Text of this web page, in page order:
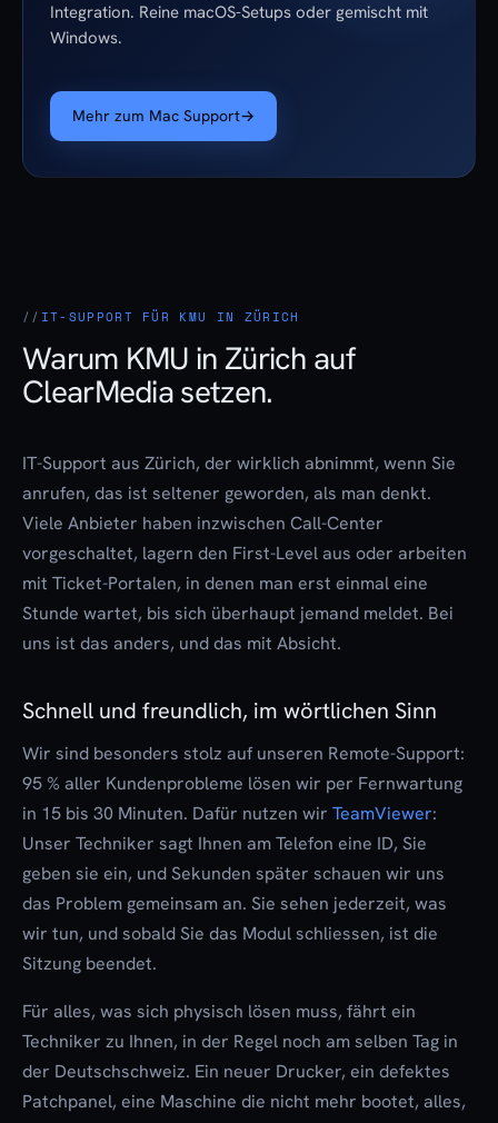
Integration. Reine macOS-Setups oder gemischt mit
Windows.
Mehr zum Mac Support→
IT-SUPPORT FÜR KMU IN ZÜRICH
Warum KMU in Zürich auf
ClearMedia setzen.
IT-Support aus Zürich, der wirklich abnimmt, wenn Sie
anrufen, das ist seltener geworden, als man denkt.
Viele Anbieter haben inzwischen Call-Center
vorgeschaltet, lagern den First-Level aus oder arbeiten
mit Ticket-Portalen, in denen man erst einmal eine
Stunde wartet, bis sich überhaupt jemand meldet. Bei
uns ist das anders, und das mit Absicht.
Schnell und freundlich, im wörtlichen Sinn
Wir sind besonders stolz auf unseren Remote-Support:
95 % aller Kundenprobleme lösen wir per Fernwartung
in 15 bis 30 Minuten. Dafür nutzen wir TeamViewer:
Unser Techniker sagt Ihnen am Telefon eine ID, Sie
geben sie ein, und Sekunden später schauen wir uns
das Problem gemeinsam an. Sie sehen jederzeit, was
wir tun, und sobald Sie das Modul schliessen, ist die
Sitzung beendet.
Für alles, was sich physisch lösen muss, fährt ein
Techniker zu Ihnen, in der Regel noch am selben Tag in
der Deutschschweiz. Ein neuer Drucker, ein defektes
Patchpanel, eine Maschine die nicht mehr bootet, alles,